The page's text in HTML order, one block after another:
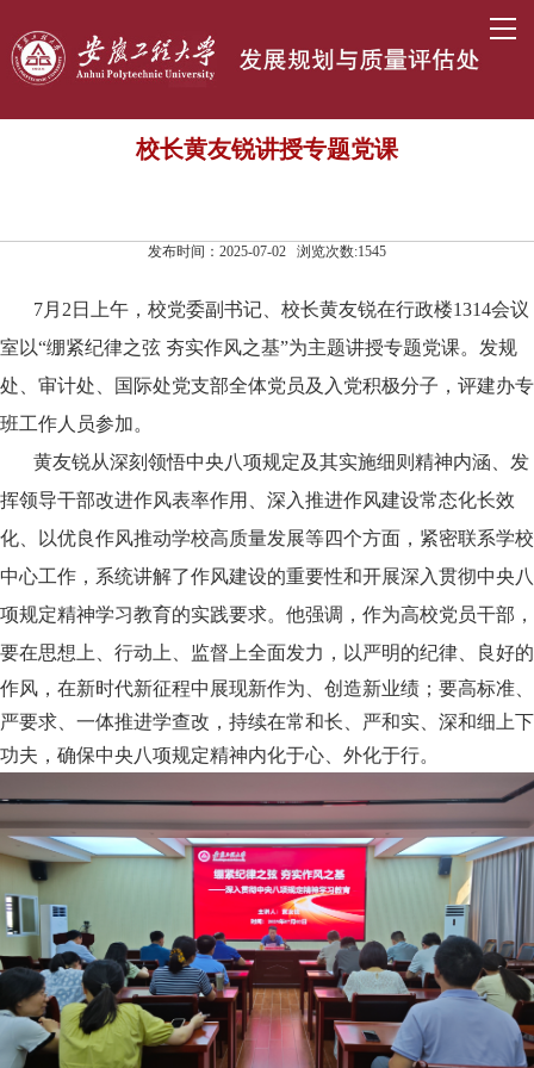
校长黄友锐讲授专题党课
发布时间：2025-07-02 浏览次数:1545
7月 2 日 上午 ，校党委副书记、校长黄友锐在行政楼1314会议
室以“绷紧纪律之弦 夯实作风之基”为主题讲授专题党课。发规
处、审计处、国际处党支部全体党员及入党积极分子， 评建办专
班工作人员参加。
黄友锐从深刻领悟中央八项规定及其实施细则 精神内涵、发
挥领导干部改进作风表率作用、深入推进作风建设常态化长效
化、以优良作风推动学校高质量发展等四个方面，紧密联系学校
中心工作，系统讲解了作风建设的重要性和开展深入贯彻中央八
项规定精神学习教育的实践要求。他强调，作为高校党员干部，
要在思想上、行动上、监督上全面发力，以严明的纪律、良好的
作风，在新时代新征程中展现新作为、创造新业绩；要高标准、
严要求、一体推进学查改，持续在常和长、严和实、深和细上下
功夫，确保中央八项规定精神内化于心、外化于行。